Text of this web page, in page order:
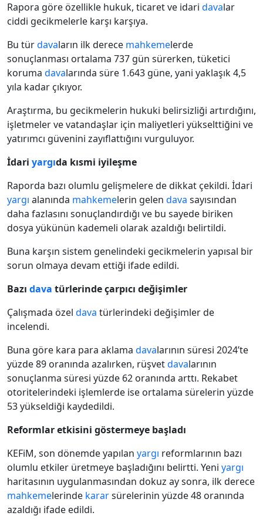
Rapora göre özellikle hukuk, ticaret ve idari davalar
ciddi gecikmelerle karşı karşıya.
Bu türdavaların ilk derece mahkemelerde
sonuçlanması ortalama 737 gün sürerken, tüketici
koruma davalarında süre 1.643 güne, yani yaklaşık 4,5
yıla kadar çıkıyor.
Araştırma, bu gecikmelerin hukuki belirsizliği artırdığını,
işletmeler ve vatandaşlar için maliyetleri yükselttiğini ve
yatırımcı güvenini zayıflattığını vurguluyor.
İdari yargıda kısmi iyileşme
Raporda bazı olumlu gelişmelere de dikkat çekildi. İdari
yargı alanında mahkemelerin gelen dava sayısından
daha fazlasını sonuçlandırdığı ve bu sayede biriken
dosya yükünün kademeli olarak azaldığı belirtildi.
Buna karşın sistem genelindeki gecikmelerin yapısal bir
sorun olmaya devam ettiği ifade edildi.
Bazı dava türlerinde çarpıcı değişimler
Çalışmada özel dava türlerindeki değişimler de
incelendi.
Buna göre kara para aklama davalarının süresi 2024’te
yüzde 89 oranında azalırken, rüşvetdavalarının
sonuçlanma süresi yüzde 62 oranında arttı. Rekabet
otoritelerindeki işlemlerde ise ortalama sürelerin yüzde
53 yükseldiği kaydedildi.
Reformlar etkisini göstermeye başladı
KEFiM, son dönemde yapılan yargı reformlarının bazı
olumlu etkiler üretmeye başladığını belirtti. Yeni yargı
haritasının uygulanmasından dokuz ay sonra, ilk derece
mahkemelerinde kararsürelerinin yüzde 48 oranında
azaldığı ifade edildi.